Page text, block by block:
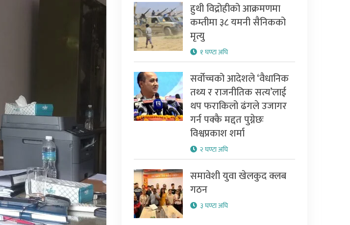
हुथी विद्रोहीको आक्रमणमा
कम्तीमा ३८ यमनी सैनिकको
मृत्यु
१ घण्टा अघि
सर्वोच्चको आदेशले ‘वैधानिक
तथ्य र राजनीतिक सत्य’लाई
थप फराकिलो ढंगले उजागर
गर्न पक्कै मद्दत पुग्नेछः
विश्वप्रकाश शर्मा
२ घण्टा अघि
समावेशी युवा खेलकुद क्लब
गठन
३ घण्टा अघि